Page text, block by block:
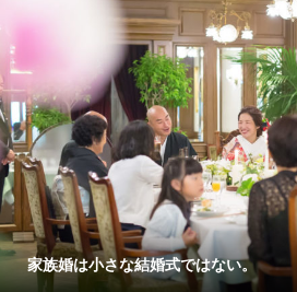
家族婚は小さな結婚式ではない。